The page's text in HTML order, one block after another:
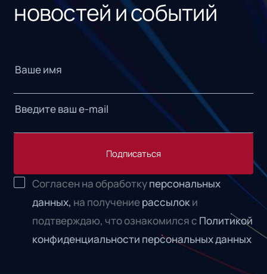
новостей и событий
Подписаться
Согласен на обработкуперсональных
данных, на получениерассылоки
подтверждаю, что ознакомился с Политикой
конфиденциальности персональных данных